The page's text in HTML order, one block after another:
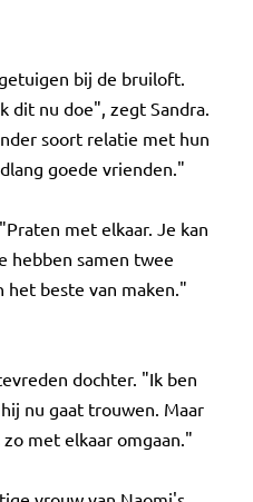
bij de bruiloft.
dit nu doe", zegt Sandra.
soort relatie met hun
goede vrienden."
met elkaar. Je kan
hebben samen twee
het beste van maken."
dochter. "Ik ben
nu gaat trouwen. Maar
met elkaar omgaan."